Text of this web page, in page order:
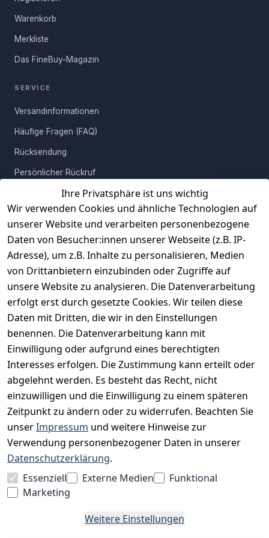
Ihre Privatsphäre ist uns wichtig
Wir verwenden Cookies und ähnliche Technologien auf
unserer Website und verarbeiten personenbezogene
Daten von Besucher:innen unserer Webseite (z.B. IP-
Adresse), um z.B. Inhalte zu personalisieren, Medien
von Drittanbietern einzubinden oder Zugriffe auf
unsere Website zu analysieren. Die Datenverarbeitung
erfolgt erst durch gesetzte Cookies. Wir teilen diese
Daten mit Dritten, die wir in den Einstellungen
benennen. Die Datenverarbeitung kann mit
Einwilligung oder aufgrund eines berechtigten
Interesses erfolgen. Die Zustimmung kann erteilt oder
abgelehnt werden. Es besteht das Recht, nicht
einzuwilligen und die Einwilligung zu einem späteren
Zeitpunkt zu ändern oder zu widerrufen. Beachten Sie
unserImpressum und weitere Hinweise zur
Verwendung personenbezogener Daten in unserer
Datenschutzerklärung.
Essenziell
Externe Medien
Funktional
Marketing
Weitere Einstellungen
Warenkorb
Merkliste
Das FineBuy-Magazin
SERVICE
Versandinformationen
Häufige Fragen (FAQ)
Rücksendung
Persönlicher Rückruf
Erfahrungen
Vertrag widerrufen
INFORMATIONEN
Widerrufsrecht
Datenschutz
Unser Unternehmen
Charity & Wohltätigkeit
BESUCHE UNS
BEQUEM BEZAHLEN MIT